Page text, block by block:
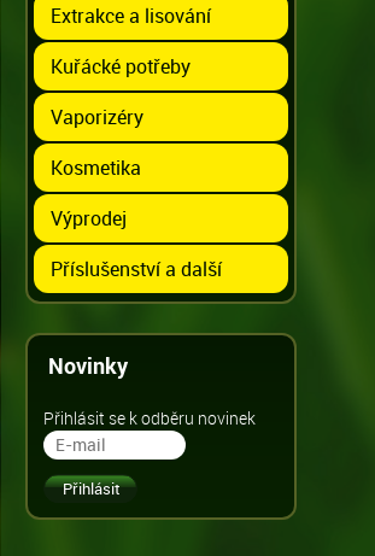
Extrakce a lisování
Kuřácké potřeby
Vaporizéry
Kosmetika
Výprodej
Příslušenství a další
Novinky
Přihlásit se k odběru novinek